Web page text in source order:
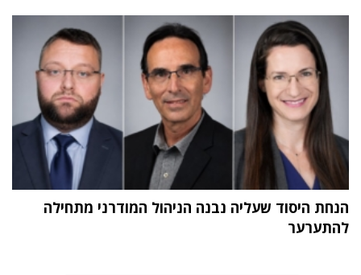
הנחת היסוד שעליה נבנה הניהול המודרני מתחילה
להתערער